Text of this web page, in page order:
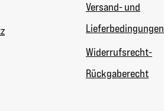
Versand- und
Lieferbedingungen
Widerrufsrecht-
Rückgaberecht